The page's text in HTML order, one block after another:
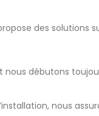
des solutions
nous débutons
nous